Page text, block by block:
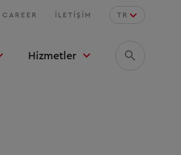
CAREER İLETIŞIM TR
Hizmetler